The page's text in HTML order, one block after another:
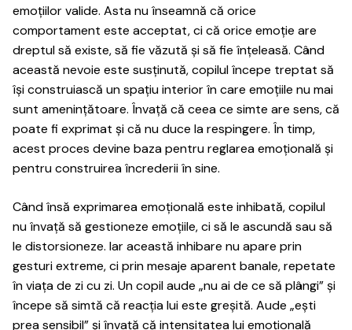
emoțiilor valide. Asta nu înseamnă că orice
comportament este acceptat, ci că orice emoție are
dreptul să existe, să fie văzută și să fie înțeleasă. Când
această nevoie este susținută, copilul începe treptat să
își construiască un spațiu interior în care emoțiile nu mai
sunt amenințătoare. Învață că ceea ce simte are sens, că
poate fi exprimat și că nu duce la respingere. În timp,
acest proces devine baza pentru reglarea emoțională și
pentru construirea încrederii în sine.
Când însă exprimarea emoțională este inhibată, copilul
nu învață să gestioneze emoțiile, ci să le ascundă sau să
le distorsioneze. Iar această inhibare nu apare prin
gesturi extreme, ci prin mesaje aparent banale, repetate
în viața de zi cu zi. Un copil aude „nu ai de ce să plângi” și
începe să simtă că reacția lui este greșită. Aude „ești
prea sensibil” și învață că intensitatea lui emoțională